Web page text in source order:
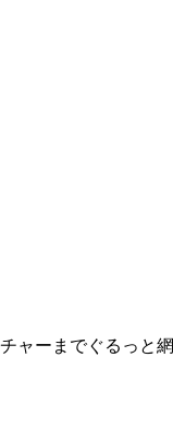
ャーまでぐるっと